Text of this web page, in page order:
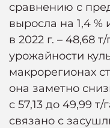
сравнению с
выросла на 1,4 %
в 2022 г. – 48,68
урожайности
макрорегионах
она заметно
с 57,13 до 49,99
связано с